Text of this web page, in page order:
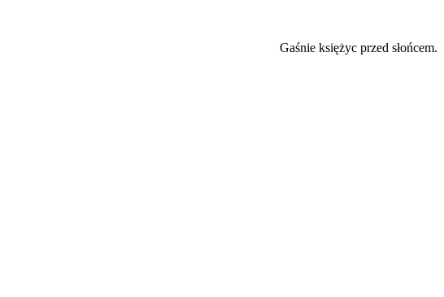
Gaśnie księżyc przed słońcem.